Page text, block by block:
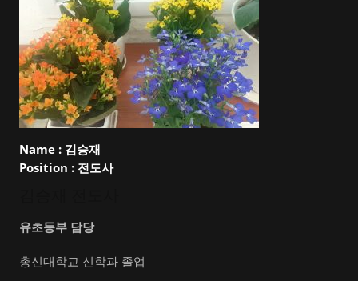
Name : 김승재
Position : 전도사
유초등부 담당
총신대학교 신학과 졸업